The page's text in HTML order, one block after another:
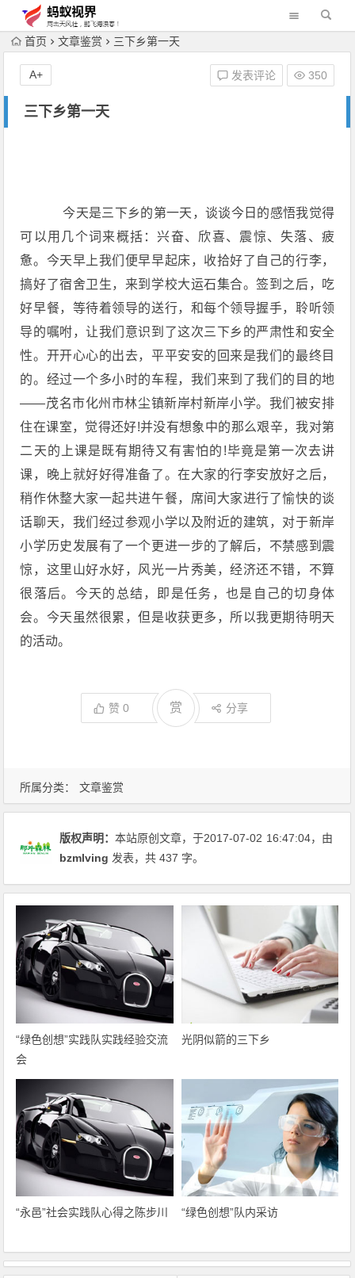
首页 文章鉴赏 三下乡第一天
三下乡第一天
发表评论 350
A+
所属分类： 文章鉴赏
今天是三下乡的第一天，谈谈今日的感悟我觉得
可以用几个词来概括：兴奋、欣喜、震惊、失落、疲
惫。今天早上我们便早早起床，收拾好了自己的行李，
搞好了宿舍卫生，来到学校大运石集合。签到之后，吃
好早餐，等待着领导的送行，和每个领导握手，聆听领
导的嘱咐，让我们意识到了这次三下乡的严肃性和安全
性。开开心心的出去，平平安安的回来是我们的最终目
的。经过一个多小时的车程，我们来到了我们的目的地
――茂名市化州市林尘镇新岸村新岸小学。我们被安排
住在课室，觉得还好!并没有想象中的那么艰辛，我对第
二天的上课是既有期待又有害怕的!毕竟是第一次去讲
课，晚上就好好得准备了。在大家的行李安放好之后，
稍作休整大家一起共进午餐，席间大家进行了愉快的谈
话聊天，我们经过参观小学以及附近的建筑，对于新岸
小学历史发展有了一个更进一步的了解后，不禁感到震
惊，这里山好水好，风光一片秀美，经济还不错，不算
很落后。今天的总结，即是任务，也是自己的切身体
会。今天虽然很累，但是收获更多，所以我更期待明天
的活动。
赞0 赏 分享
版权声明：本站原创文章，于2017-07-02 16:47:04，由
bzmlving 发表，共 437 字。
“绿色创想”实践队实践经验交流
会
光阴似箭的三下乡
“永邑”社会实践队心得之陈步川 “绿色创想”队内采访